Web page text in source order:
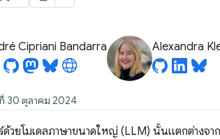
Cipriani Bandarra Alexandra
30 ตุลาคม 2024
ร์ด้วยโมเดลภาษาขนาดใหญ่ (LLM) นั้นแตกต่าง